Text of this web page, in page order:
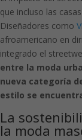
que incluso las
Diseñadores como
afroamericano en
integrado el
entre la moda
nueva categoría
estilo se
La
la moda